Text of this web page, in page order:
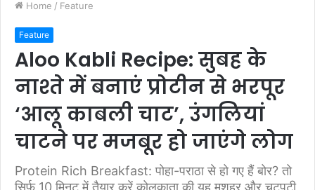
Home / Feature
Feature
Aloo Kabli Recipe: सुबह के
नाश्ते में बनाएं प्रोटीन से भरपूर
‘आलू काबली चाट’, उंगलियां
चाटने पर मजबूर हो जाएंगे लोग
Protein Rich Breakfast: पोहा-पराठा से हो गए हैं बोर? तो
सिर्फ 10 मिनट में तैयार करें कोलकाता की यह मशहूर और चटपटी